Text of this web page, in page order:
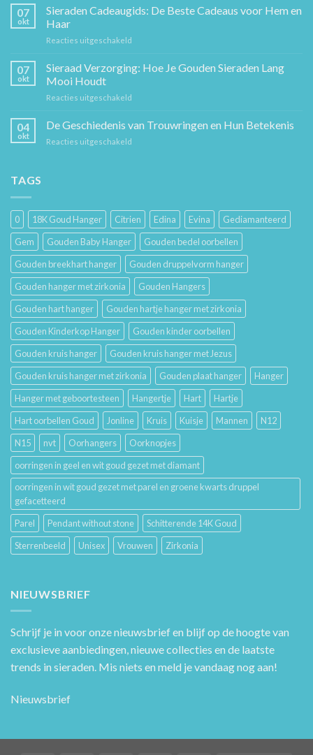
Gouden
Ketting:
Sierkunst
en
07
okt
Sieraden Cadeaugids: De Beste Cadeaus voor Hem en
Haar
Reacties uitgeschakeld
Cadeaugids:
De
Hem
07
okt
Sieraad Verzorging: Hoe Je Gouden Sieraden Lang
Mooi Houdt
Reacties uitgeschakeld
Verzorging:
Hoe
04
okt
De Geschiedenis van Trouwringen en Hun Betekenis
Reacties uitgeschakeld
Hun
Betekenis
TAGS
0 18K Goud Hanger Citrien Edina Evina
Gediamanteerd
Gem
Gouden Baby Hanger
Gouden bedel oorbellen
Gouden breekhart hanger
Gouden druppelvorm hanger
Gouden hanger met zirkonia
Gouden Hangers
Gouden hart hanger
Gouden hartje hanger met zirkonia
Gouden Kinderkop Hanger
Gouden kinder oorbellen
Gouden kruis hanger
Gouden kruis hanger met Jezus
Gouden kruis hanger met zirkonia
Gouden plaat hanger
Hanger
Hanger met geboortesteen
Hangertje Hart
Hartje
Hart oorbellen Goud
Jonline Kruis Kuisje Mannen
N12
N15
nvt Oorhangers
Oorknopjes
oorringen in geel en wit goud gezet met diamant
oorringen in wit goud gezet met parel en groene kwarts druppel
gefacetteerd
Parel
Pendant without stone
Schitterende 14K Goud
Sterrenbeeld
Unisex Vrouwen Zirkonia
NIEUWSBRIEF
Schrijf je in voor onze nieuwsbrief en blijf op de hoogte van
exclusieve aanbiedingen, nieuwe collecties en de laatste
trends in sieraden. Mis niets en meld je vandaag nog aan!
Nieuwsbrief